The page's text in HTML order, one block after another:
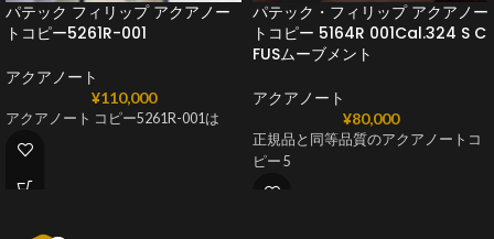
パテック フィリップ アクアノー
トコピー5261R-001
アクアノート
¥110,000
アクアノート コピー5261R-001は
パテック・フィリップ アクアノー
トコピー 5164R 001Cal.324 S C
FUSムーブメント
アクアノート
¥80,000
正規品と同等品質のアクアノートコ
ピー 5